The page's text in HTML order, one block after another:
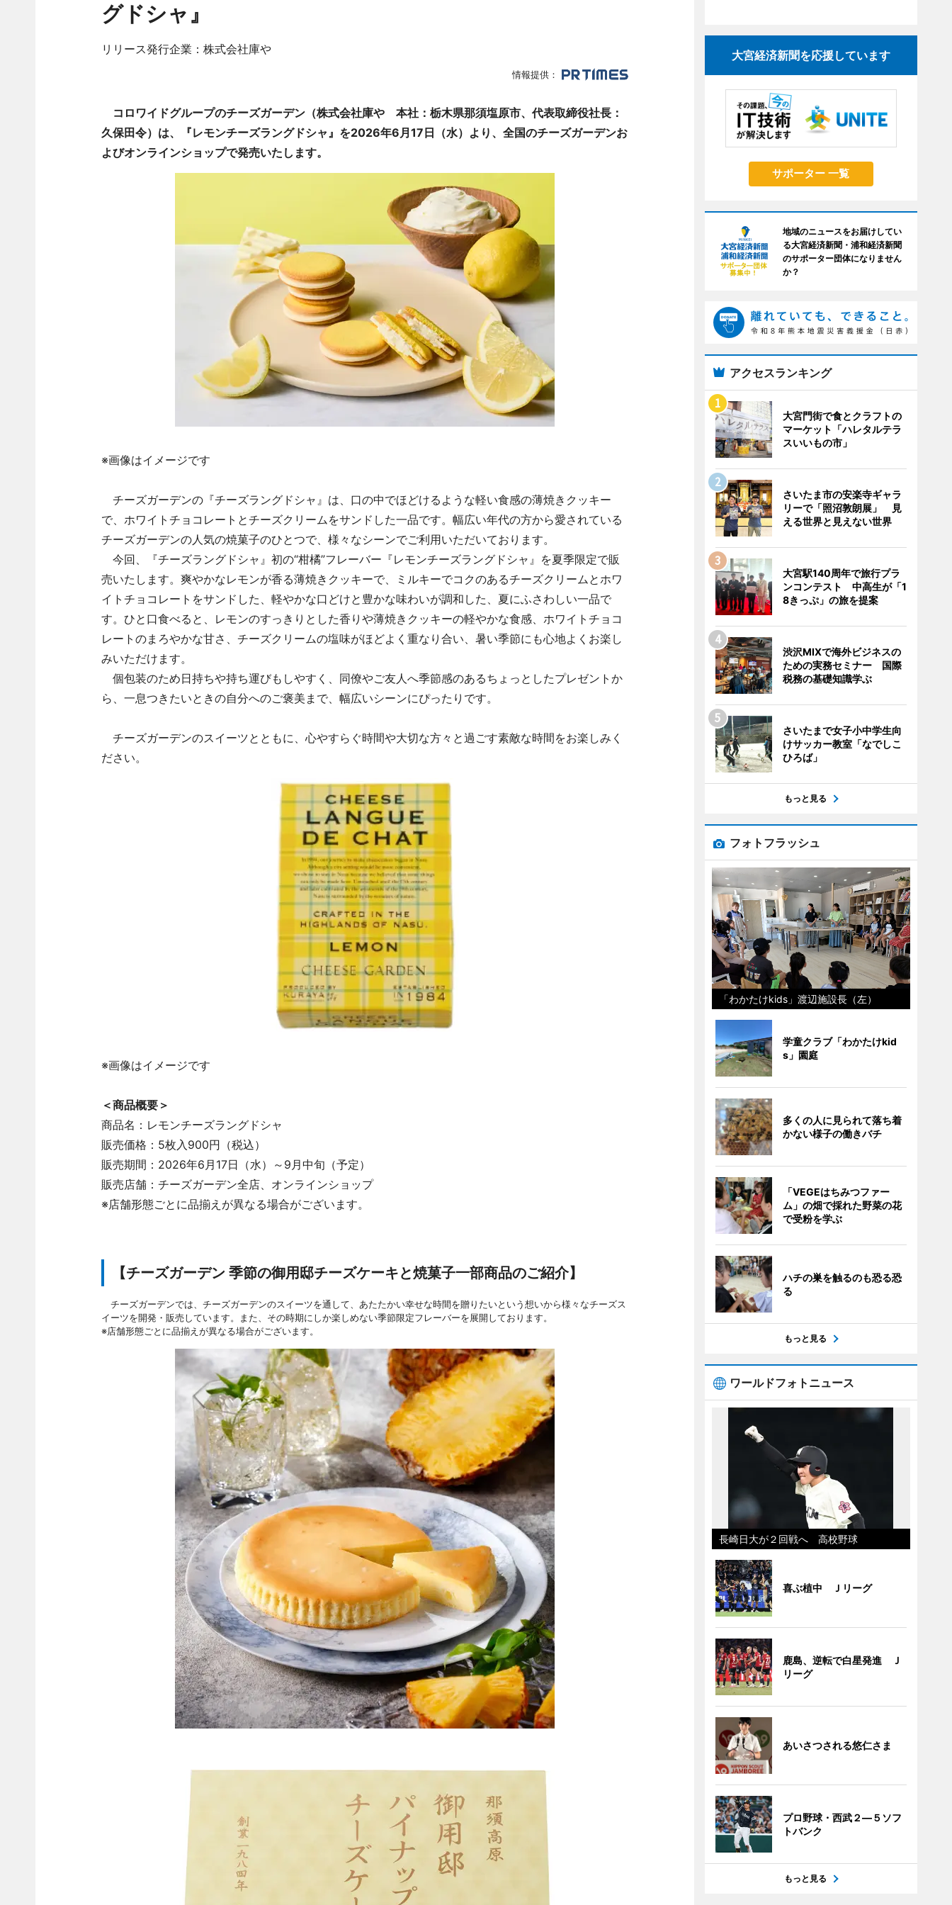
グドシャ』
リリース発行企業：株式会社庫や
情報提供：
コロワイドグループのチーズガーデン（株式会社庫や 本社：栃木県那須塩原市、代表取締役社長：
久保田令）は、『レモンチーズラングドシャ』を2026年6月17日（水）より、全国のチーズガーデンお
よびオンラインショップで発売いたします。
※画像はイメージです
チーズガーデンの『チーズラングドシャ』は、口の中でほどけるような軽い食感の薄焼きクッキー
で、ホワイトチョコレートとチーズクリームをサンドした一品です。幅広い年代の方から愛されている
チーズガーデンの人気の焼菓子のひとつで、様々なシーンでご利用いただいております。
今回、『チーズラングドシャ』初の“柑橘”フレーバー『レモンチーズラングドシャ』を夏季限定で販
売いたします。爽やかなレモンが香る薄焼きクッキーで、ミルキーでコクのあるチーズクリームとホワ
イトチョコレートをサンドした、軽やかな口どけと豊かな味わいが調和した、夏にふさわしい一品で
す。ひと口食べると、レモンのすっきりとした香りや薄焼きクッキーの軽やかな食感、ホワイトチョコ
レートのまろやかな甘さ、チーズクリームの塩味がほどよく重なり合い、暑い季節にも心地よくお楽し
みいただけます。
個包装のため日持ちや持ち運びもしやすく、同僚やご友人へ季節感のあるちょっとしたプレゼントか
ら、一息つきたいときの自分へのご褒美まで、幅広いシーンにぴったりです。
チーズガーデンのスイーツとともに、心やすらぐ時間や大切な方々と過ごす素敵な時間をお楽しみく
ださい。
※画像はイメージです
＜商品概要＞
商品名：レモンチーズラングドシャ
販売価格：5枚入900円（税込）
販売期間：2026年6月17日（水）～9月中旬（予定）
販売店舗：チーズガーデン全店、オンラインショップ
※店舗形態ごとに品揃えが異なる場合がございます。
【チーズガーデン 季節の御用邸チーズケーキと焼菓子一部商品のご紹介】
チーズガーデンでは、チーズガーデンのスイーツを通して、あたたかい幸せな時間を贈りたいという想いから様々なチーズス
イーツを開発・販売しています。また、その時期にしか楽しめない季節限定フレーバーを展開しております。
※店舗形態ごとに品揃えが異なる場合がございます。
大宮経済新聞を応援しています
サポーター 一覧
地域のニュースをお届けしてい
る大宮経済新聞・浦和経済新聞
のサポーター団体になりません
か？
アクセスランキング
大宮門街で食とクラフトの
マーケット「ハレタルテラ
スいいもの市」
さいたま市の安楽寺ギャラ
リーで「照沼敦朗展」 見
える世界と見えない世界
大宮駅140周年で旅行プラ
ンコンテスト 中高生が「1
8きっぷ」の旅を提案
渋沢MIXで海外ビジネスの
ための実務セミナー 国際
税務の基礎知識学ぶ
さいたまで女子小中学生向
けサッカー教室「なでしこ
ひろば」
もっと見る
フォトフラッシュ
「わかたけkids」渡辺施設長（左）
学童クラブ「わかたけkid
s」園庭
多くの人に見られて落ち着
かない様子の働きバチ
「VEGEはちみつファー
ム」の畑で採れた野菜の花
で受粉を学ぶ
ハチの巣を触るのも恐る恐
る
もっと見る
ワールドフォトニュース
長崎日大が２回戦へ 高校野球
喜ぶ植中 Ｊリーグ
鹿島、逆転で白星発進 Ｊ
リーグ
あいさつされる悠仁さま
プロ野球・西武２―５ソフ
トバンク
もっと見る